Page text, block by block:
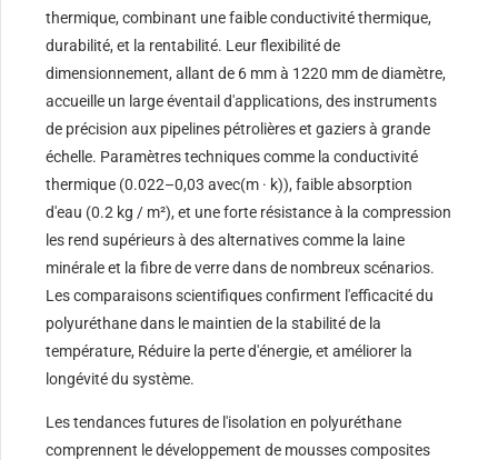
thermique, combinant une faible conductivité thermique,
durabilité, et la rentabilité. Leur flexibilité de
dimensionnement, allant de 6 mm à 1220 mm de diamètre,
accueille un large éventail d'applications, des instruments
de précision aux pipelines pétrolières et gaziers à grande
échelle. Paramètres techniques comme la conductivité
thermique (0.022–0,03 avec(m · k)), faible absorption
d'eau (0.2 kg / m²), et une forte résistance à la compression
les rend supérieurs à des alternatives comme la laine
minérale et la fibre de verre dans de nombreux scénarios.
Les comparaisons scientifiques confirment l'efficacité du
polyuréthane dans le maintien de la stabilité de la
température, Réduire la perte d'énergie, et améliorer la
longévité du système.
Les tendances futures de l'isolation en polyuréthane
comprennent le développement de mousses composites